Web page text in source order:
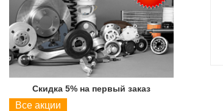
Скидка 5% на первый заказ
Все акции